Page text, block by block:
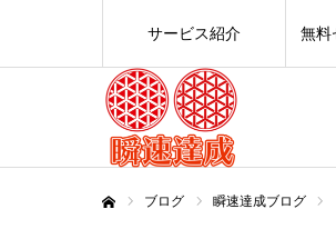
サービス紹介 無料
ブログ 瞬速達成ブログ